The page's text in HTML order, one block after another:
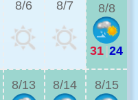
8/6 8/7 8/8
31 24
8/13 8/14 8/15